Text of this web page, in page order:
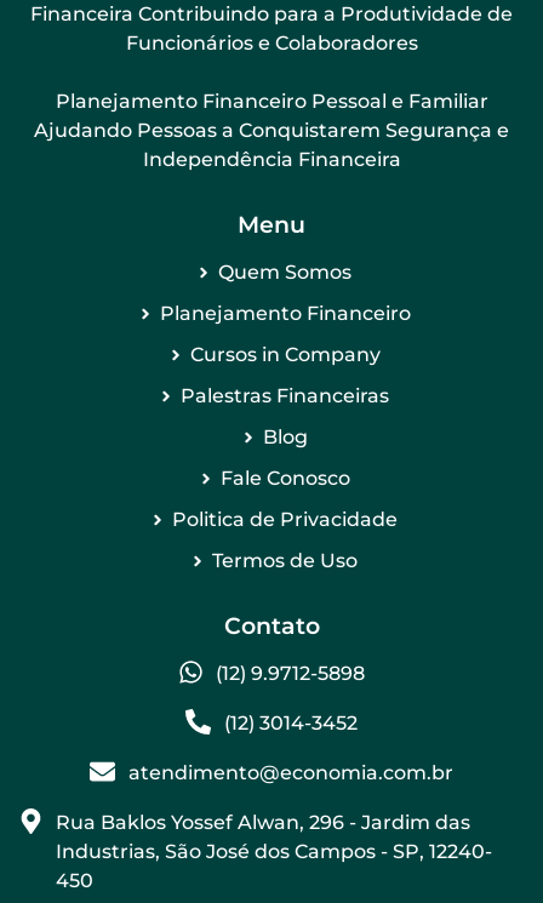
Financeira Contribuindo para a Produtividade de
Funcionários e Colaboradores
Planejamento Financeiro Pessoal e Familiar
Ajudando Pessoas a Conquistarem Segurança e
Independência Financeira
Menu
Quem Somos
Planejamento Financeiro
Cursos in Company
Palestras Financeiras
Blog
Fale Conosco
Politica de Privacidade
Termos de Uso
Contato
(12) 9.9712-5898
(12) 3014-3452
atendimento@economia.com.br
Rua Baklos Yossef Alwan, 296 - Jardim das
Industrias, São José dos Campos - SP, 12240-
450